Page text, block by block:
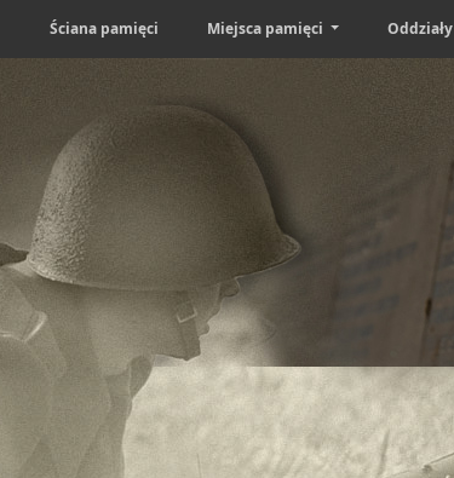
Ściana pamięci Miejsca pamięci Oddziały